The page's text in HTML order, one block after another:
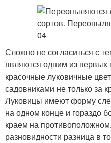
Сложно не согласиться с
являются одним из первых
красочные луковичные
садовниками не только за
Луковицы имеют форму
на одном конце и гораздо
краем на
разновидности разница в